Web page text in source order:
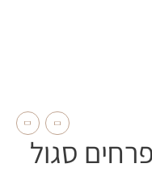
סגול